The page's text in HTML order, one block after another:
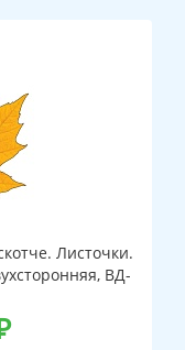
Листочки.
ВД-